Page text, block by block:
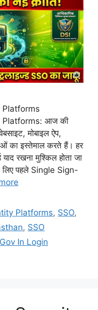
Platforms
Platforms: आज की
मोबाइल ऐप,
का इस्तेमाल करते हैं। हर
रखना मुश्किल होता जा
लिए पहले Single Sign-
Platforms, SSO,
, SSO
In Login